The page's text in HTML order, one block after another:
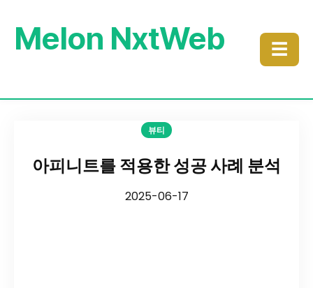
Melon NxtWeb ☰
뷰티
아피니트를 적용한 성공 사례 분석
2025-06-17